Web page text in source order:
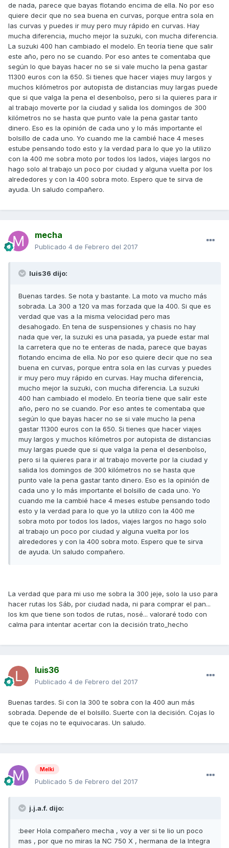
de nada, parece que bayas flotando encima de ella. No por eso
quiere decir que no sea buena en curvas, porque entra sola en
las curvas y puedes ir muy pero muy rápido en curvas. Hay
mucha diferencia, mucho mejor la suzuki, con mucha diferencia.
La suzuki 400 han cambiado el modelo. En teoría tiene que salir
este año, pero no se cuando. Por eso antes te comentaba que
según lo que bayas hacer no se si vale mucho la pena gastar
11300 euros con la 650. Si tienes que hacer viajes muy largos y
muchos kilómetros por autopista de distancias muy largas puede
que si que valga la pena el desenbolso, pero si la quieres para ir
al trabajo moverte por la ciudad y salida los domingos de 300
kilómetros no se hasta que punto vale la pena gastar tanto
dinero. Eso es la opinión de cada uno y lo más importante el
bolsillo de cada uno. Yo cuando me la cambié hace 4 meses
estube pensando todo esto y la verdad para lo que yo la utilizo
con la 400 me sobra moto por todos los lados, viajes largos no
hago solo al trabajo un poco por ciudad y alguna vuelta por los
alrededores y con la 400 sobra moto. Espero que te sirva de
ayuda. Un saludo compañero.
mecha
Publicado 4 de Febrero del 2017
luis36 dijo:
Buenas tardes. Se nota y bastante. La moto va mucho más
sobrada. La 300 a 120 va mas forzada que la 400. Si que es
verdad que vas a la misma velocidad pero mas
desahogado. En tena de suspensiones y chasis no hay
nada que ver, la suzuki es una pasada, ya puede estar mal
la carretera que no te enteras de nada, parece que bayas
flotando encima de ella. No por eso quiere decir que no sea
buena en curvas, porque entra sola en las curvas y puedes
ir muy pero muy rápido en curvas. Hay mucha diferencia,
mucho mejor la suzuki, con mucha diferencia. La suzuki
400 han cambiado el modelo. En teoría tiene que salir este
año, pero no se cuando. Por eso antes te comentaba que
según lo que bayas hacer no se si vale mucho la pena
gastar 11300 euros con la 650. Si tienes que hacer viajes
muy largos y muchos kilómetros por autopista de distancias
muy largas puede que si que valga la pena el desenbolso,
pero si la quieres para ir al trabajo moverte por la ciudad y
salida los domingos de 300 kilómetros no se hasta que
punto vale la pena gastar tanto dinero. Eso es la opinión de
cada uno y lo más importante el bolsillo de cada uno. Yo
cuando me la cambié hace 4 meses estube pensando todo
esto y la verdad para lo que yo la utilizo con la 400 me
sobra moto por todos los lados, viajes largos no hago solo
al trabajo un poco por ciudad y alguna vuelta por los
alrededores y con la 400 sobra moto. Espero que te sirva
de ayuda. Un saludo compañero.
La verdad que para mi uso me sobra la 300 jeje, solo la uso para
hacer rutas los Sáb, por ciudad nada, ni para comprar el pan...
los km que tiene son todos de rutas, nosé... valoraré todo con
calma para intentar acertar con la decisión trato_hecho
luis36
Publicado 4 de Febrero del 2017
Buenas tardes. Si con la 300 te sobra con la 400 aun más
sobrada. Depende de el bolsillo. Suerte con la decisión. Cojas lo
que te cojas no te equivocaras. Un saludo.
Melki
Publicado 5 de Febrero del 2017
j.j.a.f. dijo:
:beer Hola compañero mecha , voy a ver si te lio un poco
mas , por que no miras la NC 750 X , hermana de la Integra